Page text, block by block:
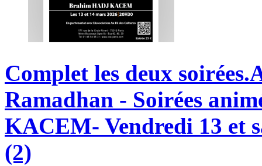
Complet les deux
Ramadhan - Soirées
KACEM- Vendredi 13 et
(2)